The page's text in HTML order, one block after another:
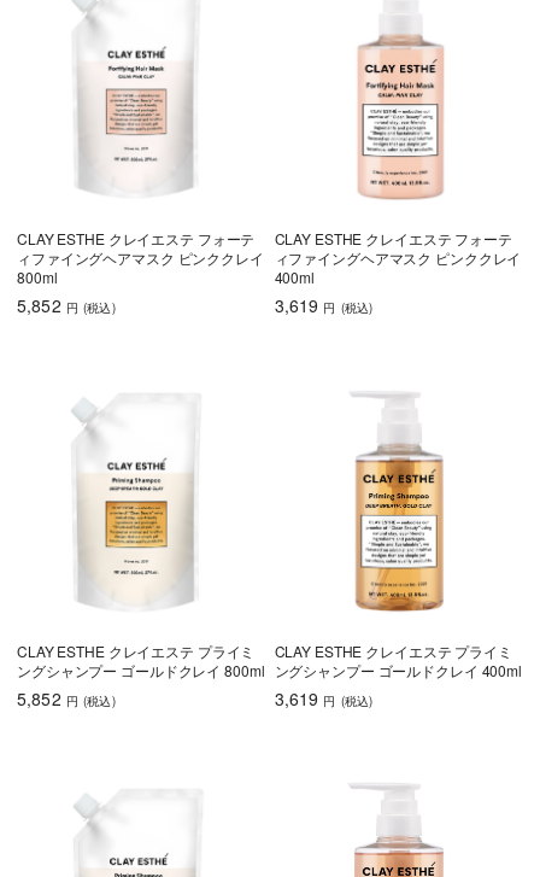
CLAY ESTHE クレイエステ フォーテ
ィファイングヘアマスク ピンククレイ
800ml
5,852 円 (税込)
CLAY ESTHE クレイエステ フォーテ
ィファイングヘアマスク ピンククレイ
400ml
3,619 円 (税込)
CLAY ESTHE クレイエステ プライミ
ングシャンプー ゴールドクレイ 800ml
5,852 円 (税込)
CLAY ESTHE クレイエステ プライミ
ングシャンプー ゴールドクレイ 400ml
3,619 円 (税込)